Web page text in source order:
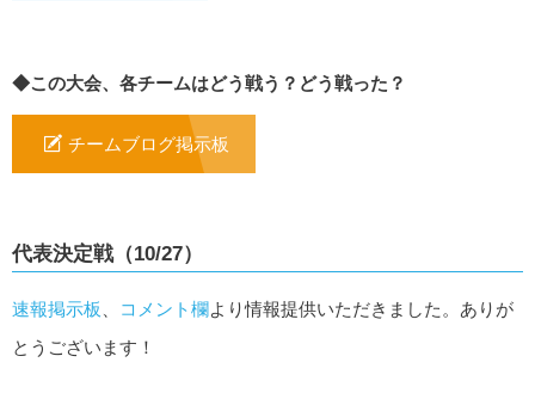
◆この大会、各チームはどう戦う？どう戦った？
チームブログ掲示板
代表決定戦（10/27）
速報掲示板 コメント欄より情報提供いただきました。ありが
とうございます！